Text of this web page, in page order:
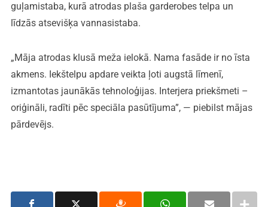
guļamistaba, kurā atrodas plaša garderobes telpa un
līdzās atsevišķa vannasistaba.
„Māja atrodas klusā meža ielokā. Nama fasāde ir no īsta
akmens. Iekštelpu apdare veikta ļoti augstā līmenī,
izmantotas jaunākās tehnoloģijas. Interjera priekšmeti –
oriģināli, radīti pēc speciāla pasūtījuma”, — piebilst mājas
pārdevējs.